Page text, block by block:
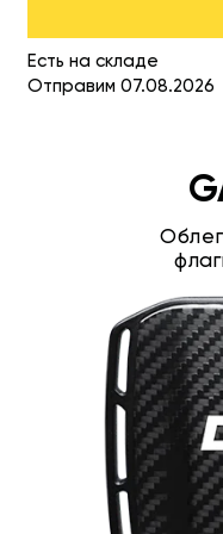
Есть на складе
Отправим 07.08.2026